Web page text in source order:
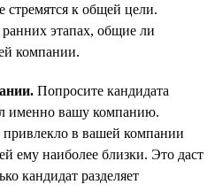
к общей цели.
этапах, общие ли
компании.
Попросите кандидата
именно вашу компанию.
в вашей компании
ему наиболее близки. Это даст
кандидат разделяет